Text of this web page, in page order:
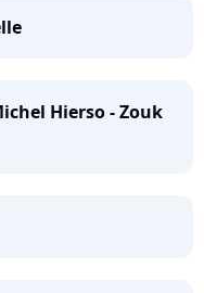
Hierso - Zouk